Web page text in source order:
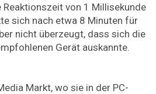
von 1 Millisekunde
sich nach etwa 8 Minuten für
nicht überzeugt, dass sich die
Gerät auskannte.
Markt, wo sie in der PC-